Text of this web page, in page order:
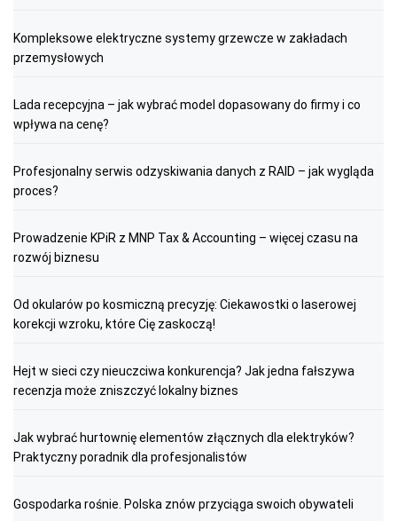
Kompleksowe elektryczne systemy grzewcze w zakładach
przemysłowych
Lada recepcyjna – jak wybrać model dopasowany do firmy i co
wpływa na cenę?
Profesjonalny serwis odzyskiwania danych z RAID – jak wygląda
proces?
Prowadzenie KPiR z MNP Tax & Accounting – więcej czasu na
rozwój biznesu
Od okularów po kosmiczną precyzję: Ciekawostki o laserowej
korekcji wzroku, które Cię zaskoczą!
Hejt w sieci czy nieuczciwa konkurencja? Jak jedna fałszywa
recenzja może zniszczyć lokalny biznes
Jak wybrać hurtownię elementów złącznych dla elektryków?
Praktyczny poradnik dla profesjonalistów
Gospodarka rośnie. Polska znów przyciąga swoich obywateli